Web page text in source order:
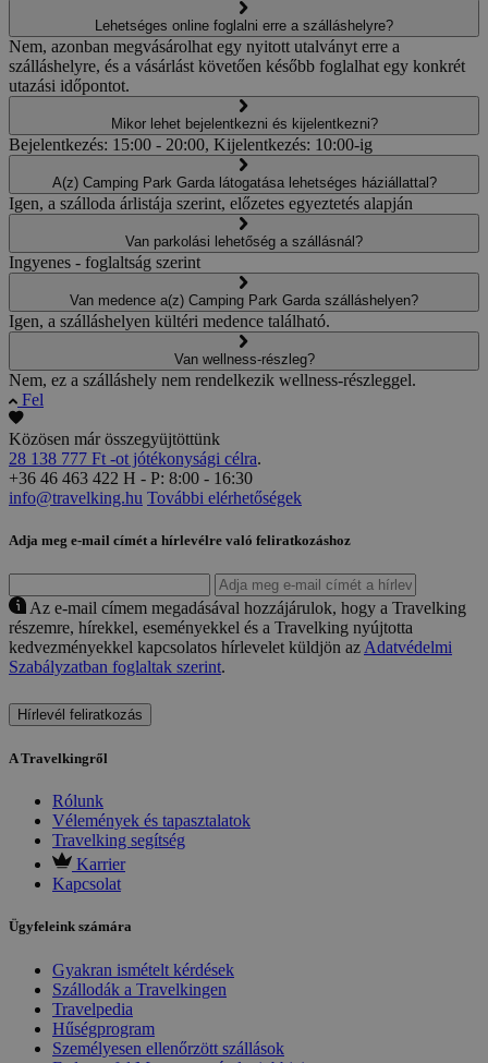
Lehetséges online foglalni erre a szálláshelyre?
Nem, azonban megvásárolhat egy nyitott utalványt erre a
szálláshelyre, és a vásárlást követően később foglalhat egy konkrét
utazási időpontot.
Mikor lehet bejelentkezni és kijelentkezni?
Bejelentkezés: 15:00 - 20:00, Kijelentkezés: 10:00-ig
A(z) Camping Park Garda látogatása lehetséges háziállattal?
Igen, a szálloda árlistája szerint, előzetes egyeztetés alapján
Van parkolási lehetőség a szállásnál?
Ingyenes - foglaltság szerint
Van medence a(z) Camping Park Garda szálláshelyen?
Igen, a szálláshelyen kültéri medence található.
Van wellness-részleg?
Nem, ez a szálláshely nem rendelkezik wellness-részleggel.
Fel
Közösen már összegyüjtöttünk
28 138 777 Ft -ot jótékonysági célra.
+36 46 463 422 H - P: 8:00 - 16:30
info@travelking.hu További elérhetőségek
Adja meg e-mail címét a hírlevélre való feliratkozáshoz
Az e-mail címem megadásával hozzájárulok, hogy a Travelking
részemre, hírekkel, eseményekkel és a Travelking nyújtotta
kedvezményekkel kapcsolatos hírlevelet küldjön az Adatvédelmi
Szabályzatban foglaltak szerint.
Hírlevél feliratkozás
A Travelkingről
Rólunk
Vélemények és tapasztalatok
Travelking segítség
Karrier
Kapcsolat
Ügyfeleink számára
Gyakran ismételt kérdések
Szállodák a Travelkingen
Travelpedia
Hűségprogram
Személyesen ellenőrzött szállások